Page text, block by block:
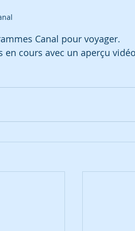
Canal pour voyager.
cours avec un aperçu